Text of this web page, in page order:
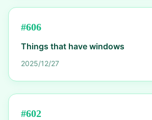
#606
Things that have windows
2025/12/27
#602